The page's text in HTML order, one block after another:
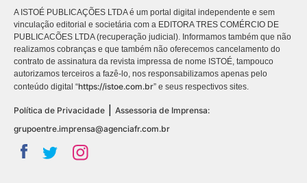
A ISTOÉ PUBLICAÇÕES LTDA é um portal digital independente e sem
vinculação editorial e societária com a EDITORA TRES COMÉRCIO DE
PUBLICACÕES LTDA (recuperação judicial). Informamos também que não
realizamos cobranças e que também não oferecemos cancelamento do
contrato de assinatura da revista impressa de nome ISTOÉ, tampouco
autorizamos terceiros a fazê-lo, nos responsabilizamos apenas pelo
conteúdo digital “https://istoe.com.br” e seus respectivos sites.
Política de Privacidade
Assessoria de Imprensa:
grupoentre.imprensa@agenciafr.com.br